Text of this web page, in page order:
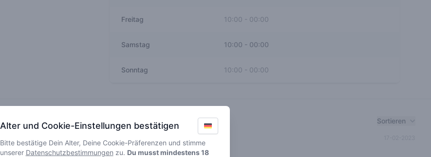
Freitag 10:00 - 00:00
Samstag 10:00 - 00:00
Sonntag 10:00 - 00:00
Recent reviews Sortieren
🥦 5
17-02-2023
Alter und Cookie-Einstellungen bestätigen
Bitte bestätige Dein Alter, Deine Cookie-Präferenzen und stimme
unserer Datenschutzbestimmungen zu. Du musst mindestens 18